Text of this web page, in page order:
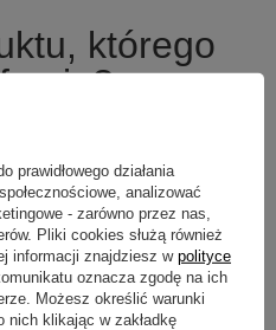
którego
produktu, a chciałbyś kupić go w
Aby móc to zrobić musisz
prawidłowego działania
analizować
- zarówno przez nas,
Pliki cookies służą również
informacji znajdziesz w polityce
oznacza zgodę na ich
Możesz określić warunki
nich klikając w zakładkę